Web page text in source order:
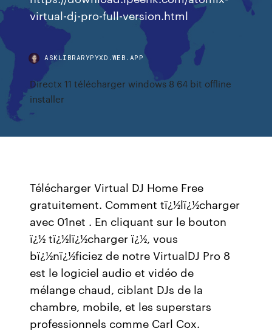
virtual-dj-pro-full-version.html
ASKLIBRARYPYXD.WEB.APP
Directx 11 télécharger windows 8 64 bit offline
installer
Télécharger Virtual DJ Home Free
gratuitement. Comment tï¿½lï¿½charger
avec 01net . En cliquant sur le bouton
ï¿½ tï¿½lï¿½charger ï¿½, vous
bï¿½nï¿½ficiez de notre VirtualDJ Pro 8
est le logiciel audio et vidéo de
mélange chaud, ciblant DJs de la
chambre, mobile, et les superstars
professionnels comme Carl Cox.